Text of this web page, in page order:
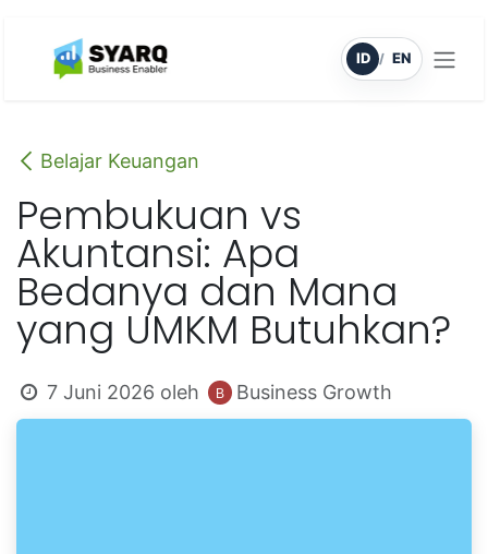
ID / EN
Belajar Keuangan
Pembukuan vs
Akuntansi: Apa
Bedanya dan Mana
yang UMKM Butuhkan?
7 Juni 2026 oleh Business Growth